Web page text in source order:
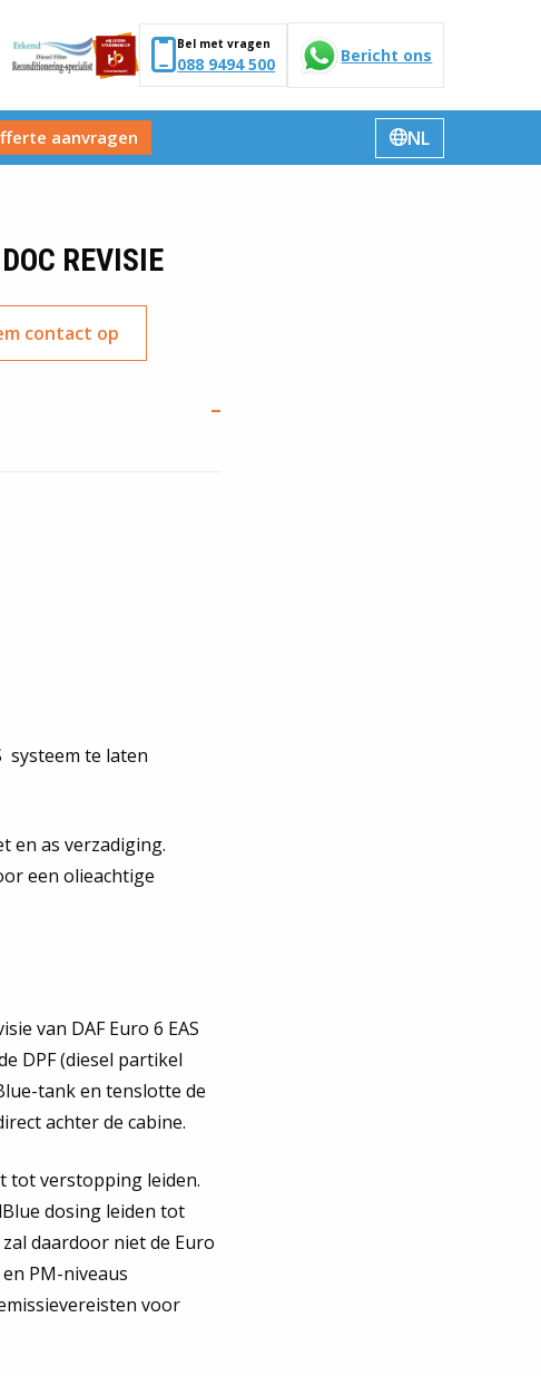
Bel met vragen
088 9494 500 Bericht ons
aanvragen
Verander
NL
REVISIE
contact op
systeem te laten
en as verzadiging.
een olieachtige
van DAF Euro 6 EAS
DPF (diesel partikel
tank en tenslotte de
achter de cabine.
tot verstopping leiden.
dosing leiden tot
zal daardoor niet de Euro
PM-niveaus
voor